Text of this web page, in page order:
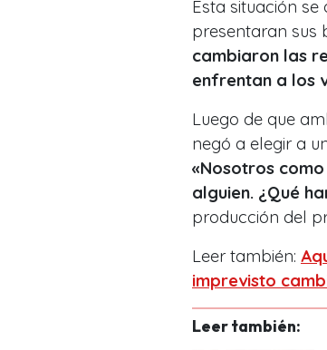
Esta situación se
presentaran sus
cambiaron las
enfrentan a los
Luego de que
negó a elegir a
«Nosotros
alguien. ¿Qué
producción del
Leer también:
imprevisto
Leer también: